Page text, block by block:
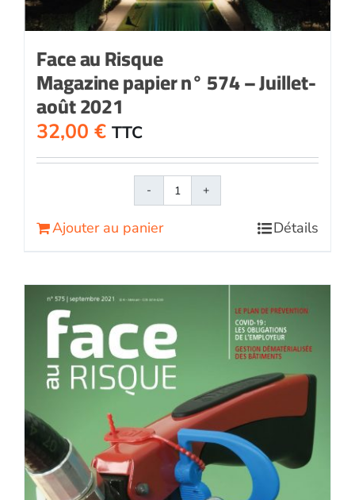
Face au Risque
Magazine papier n° 574 – Juillet-
août 2021
32,00 € TTC
quantité
papier
574
-
Juillet-
2021
Ajouter au panier Détails